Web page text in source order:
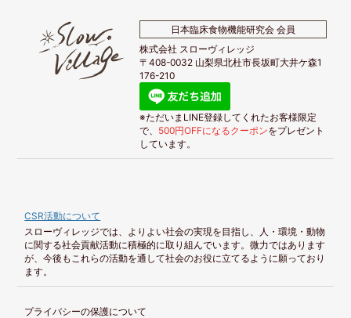
日本臨床食物機能研究会 会員
株式会社 スローヴィレッジ
〒408-0032 山梨県北杜市長坂町大井ケ森1
176-210
※ただいまLINE登録してくれたお客様限定
で、 500円OFFになるクーポンをプレゼント
しています。
CSR活動について
スローヴィレッジでは、よりよい社会の実現を目指し、人・環境・動物
に関する社会貢献活動に積極的に取り組んでいます。微力ではあります
が、今後もこれらの活動を通して社会のお役に立てるように願っており
ます。
プライバシーの保護について